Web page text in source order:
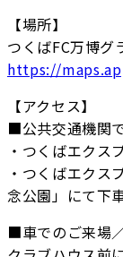
【場所】
つくばFC万博グ
https://
【アクセス】
■公共交通機関
・つくばエクス
・つくばエクス
念公園」にて下
■車でのご来場